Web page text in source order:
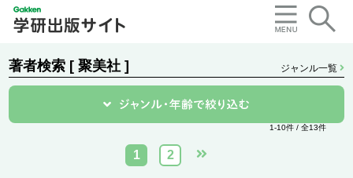
著者検索 [ 聚美社 ] ジャンル一覧
1-10件 / 全13件
1 2